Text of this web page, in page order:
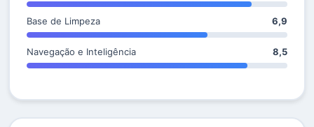
Base de Limpeza 6,9
Navegação e Inteligência 8,5